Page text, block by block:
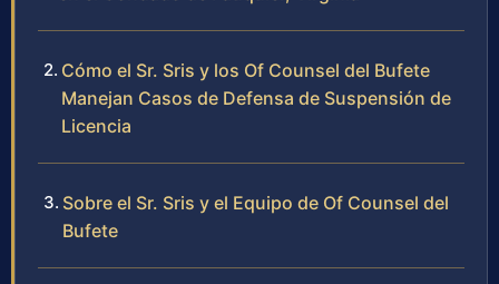
Cómo el Sr. Sris y los Of Counsel del Bufete
Manejan Casos de Defensa de Suspensión de
Licencia
Sobre el Sr. Sris y el Equipo de Of Counsel del
Bufete